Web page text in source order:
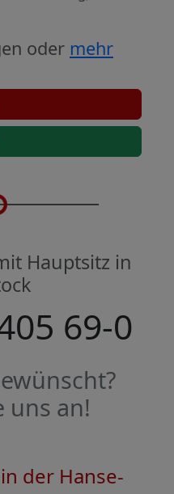
oder mehr
Hauptsitz in
69-0
uns an!
der Hanse-